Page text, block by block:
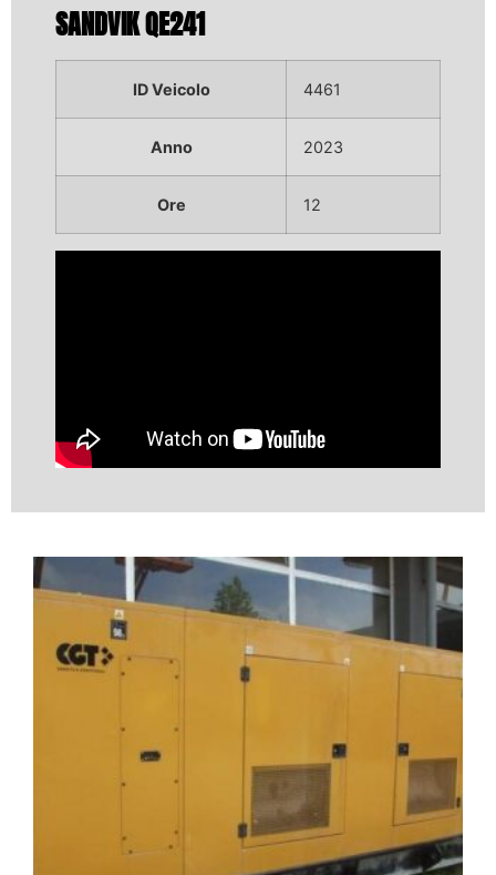
SANDVIK QE241
ID Veicolo 4461
Anno 2023
Ore 12